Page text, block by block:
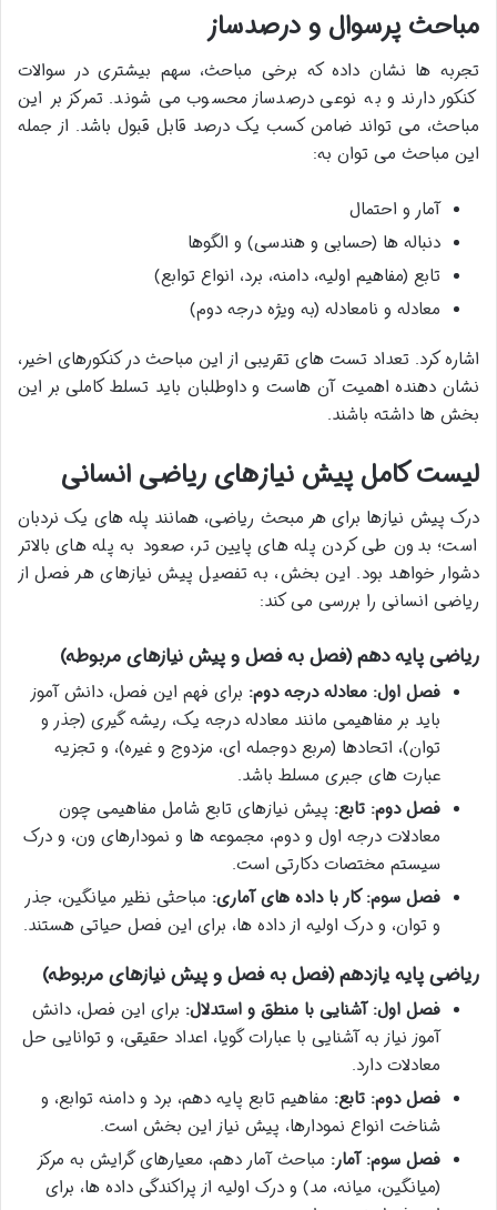
مباحث پرسوال و درصدساز
تجربه ها نشان داده که برخی مباحث، سهم بیشتری در سوالات
کنکور دارند و به نوعی درصدساز محسوب می شوند. تمرکز بر این
مباحث، می تواند ضامن کسب یک درصد قابل قبول باشد. از جمله
این مباحث می توان به:
آمار و احتمال
دنباله ها (حسابی و هندسی) و الگوها
تابع (مفاهیم اولیه، دامنه، برد، انواع توابع)
معادله و نامعادله (به ویژه درجه دوم)
اشاره کرد. تعداد تست های تقریبی از این مباحث در کنکورهای اخیر،
نشان دهنده اهمیت آن هاست و داوطلبان باید تسلط کاملی بر این
بخش ها داشته باشند.
لیست کامل پیش نیازهای ریاضی انسانی
درک پیش نیازها برای هر مبحث ریاضی، همانند پله های یک نردبان
است؛ بدون طی کردن پله های پایین تر، صعود به پله های بالاتر
دشوار خواهد بود. این بخش، به تفصیل پیش نیازهای هر فصل از
ریاضی انسانی را بررسی می کند:
ریاضی پایه دهم (فصل به فصل و پیش نیازهای مربوطه)
فصل اول: معادله درجه دوم: برای فهم این فصل، دانش آموز
باید بر مفاهیمی مانند معادله درجه یک، ریشه گیری (جذر و
توان)، اتحادها (مربع دوجمله ای، مزدوج و غیره)، و تجزیه
عبارت های جبری مسلط باشد.
فصل دوم: تابع: پیش نیازهای تابع شامل مفاهیمی چون
معادلات درجه اول و دوم، مجموعه ها و نمودارهای ون، و درک
سیستم مختصات دکارتی است.
فصل سوم: کار با داده های آماری: مباحثی نظیر میانگین، جذر
و توان، و درک اولیه از داده ها، برای این فصل حیاتی هستند.
ریاضی پایه یازدهم (فصل به فصل و پیش نیازهای مربوطه)
فصل اول: آشنایی با منطق و استدلال: برای این فصل، دانش
آموز نیاز به آشنایی با عبارات گویا، اعداد حقیقی، و توانایی حل
معادلات دارد.
فصل دوم: تابع: مفاهیم تابع پایه دهم، برد و دامنه توابع، و
شناخت انواع نمودارها، پیش نیاز این بخش است.
فصل سوم: آمار: مباحث آمار دهم، معیارهای گرایش به مرکز
(میانگین، میانه، مد) و درک اولیه از پراکندگی داده ها، برای